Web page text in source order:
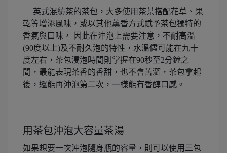
英式混紡茶的茶包，大多使用茶葉搭配花草、果
乾等增添風味，或以其他薰香方式賦予茶包獨特的
香氣與口味， 因此在沖泡上需要注意，不耐高溫
(90度以上)及不耐久泡的特性，水溫儘可能在九十
度左右，茶包浸泡時間則掌握在90秒至2分鐘之
間，最能表現茶香的香甜，也不會苦澀，茶包拿起
後，還能再沖泡第二次，一樣能有香醇口感。
用茶包沖泡大容量茶湯
如果想要一次沖泡隨身瓶的容量，則可以使用三包